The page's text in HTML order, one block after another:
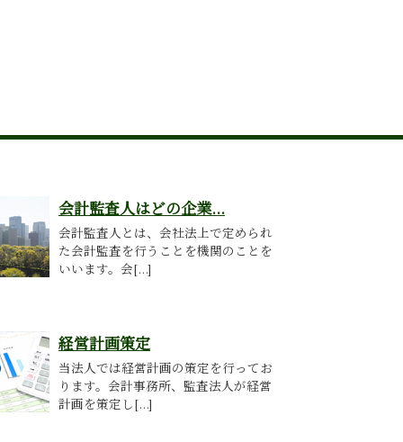
会計監査人はどの企業...
会計監査人とは、会社法上で定められ
た会計監査を行うことを機関のことを
いいます。会[...]
経営計画策定
当法人では経営計画の策定を行ってお
ります。会計事務所、監査法人が経営
計画を策定し[...]